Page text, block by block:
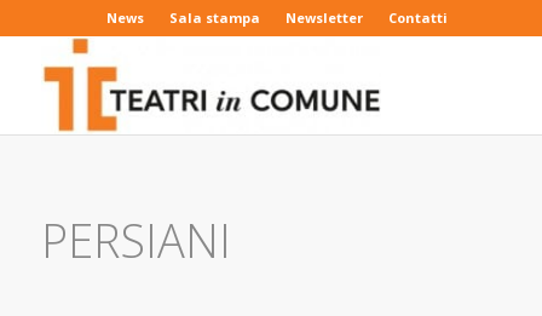
News Sala stampa Newsletter Contatti
PERSIANI